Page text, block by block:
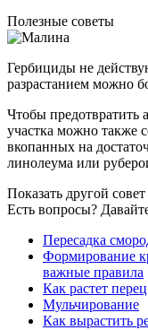
Полезные советы
Гербициды не
разрастанием можно
Чтобы предотвратить
участка можно также
вкопанных на
линолеума или
Показать другой совет
Есть вопросы?
Пересадка
Формирование
важные правила
Как растет
Мульчирование
Как вырастить